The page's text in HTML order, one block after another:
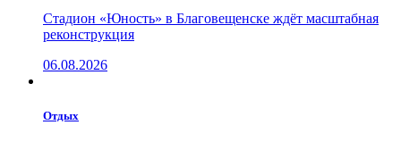
Стадион «Юность» в Благовещенске ждёт масштабная
реконструкция
06.08.2026
Отдых